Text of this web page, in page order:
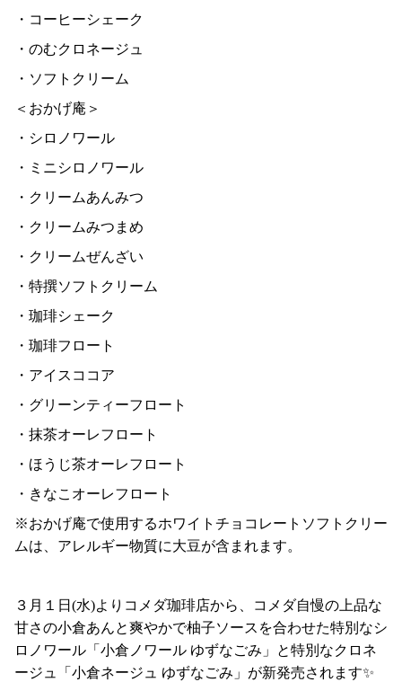
・コーヒーシェーク
・のむクロネージュ
・ソフトクリーム
＜おかげ庵＞
・シロノワール
・ミニシロノワール
・クリームあんみつ
・クリームみつまめ
・クリームぜんざい
・特撰ソフトクリーム
・珈琲シェーク
・珈琲フロート
・アイスココア
・グリーンティーフロート
・抹茶オーレフロート
・ほうじ茶オーレフロート
・きなこオーレフロート
※おかげ庵で使用するホワイトチョコレートソフトクリー
ムは、アレルギー物質に大豆が含まれます。
３月１日(水)よりコメダ珈琲店から、コメダ自慢の上品な
甘さの小倉あんと爽やかで柚子ソースを合わせた特別なシ
ロノワール「小倉ノワール ゆずなごみ」と特別なクロネ
ージュ「小倉ネージュ ゆずなごみ」が新発売されます✨